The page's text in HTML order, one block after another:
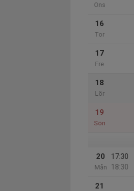
Ons
16
Tor
17
Fre
18
Lör
19
Sön
20
Mån
17:30
18:30
21